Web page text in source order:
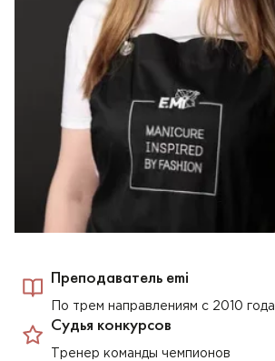
Преподаватель emi
По трем направлениям с 2010 года
Судья конкурсов
Тренер команды чемпионов